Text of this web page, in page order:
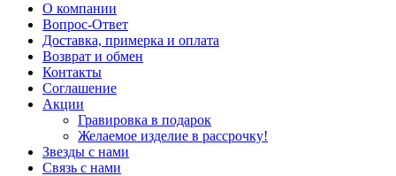
О компании
Вопрос-Ответ
Доставка, примерка и оплата
Возврат и обмен
Контакты
Соглашение
Акции
Гравировка в подарок
Желаемое изделие в рассрочку!
Звезды с нами
Связь с нами